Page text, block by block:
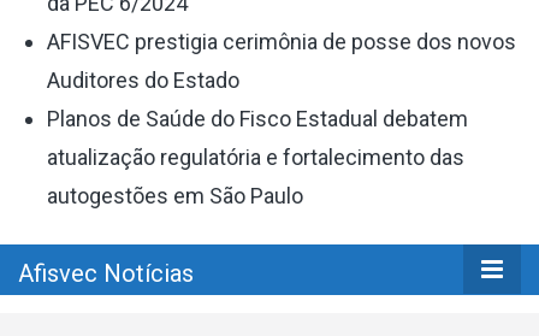
AFISVEC prestigia cerimônia de posse dos novos
Auditores do Estado
Planos de Saúde do Fisco Estadual debatem
atualização regulatória e fortalecimento das
autogestões em São Paulo
Afisvec Notícias